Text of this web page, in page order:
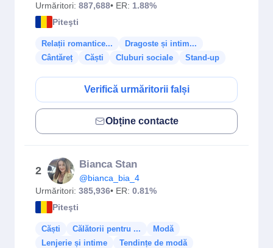
Urmăritori: 887,688• ER: 1.88%
Piteşti
Relații romantice...
Dragoste și intim...
Cântăreț
Căști Cluburi sociale Stand-up
Verifică urmăritorii falși
Obține contacte
2
Bianca Stan
@bianca_bia_4
Urmăritori: 385,936• ER: 0.81%
Piteşti
Căști Călătorii pentru ...
Modă
Lenjerie și intime
Tendințe de modă